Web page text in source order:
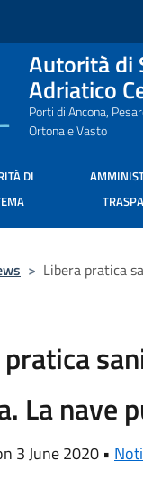
Autorità di
Adriatico
Porti di Ancona,
Ortona e Vasto
DI
> Libera pratica
La nave
3 June 2020 •